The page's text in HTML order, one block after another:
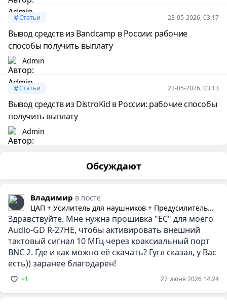
Статьи 23-05-2026, 03:17
Вывод средств из Bandcamp в России: рабочие
способы получить выплату
Admin
Статьи 23-05-2026, 03:13
Вывод средств из DistroKid в России: рабочие способы
получить выплату
Admin
Обсуждают
Владимир в посте
ЦАП + Усилитель для наушников + Предусилитель
Audio-gd R-27HE
Здравствуйте. Мне нужна прошивка "EC" для моего
Audio-GD R-27HE, чтобы активировать внешний
тактовый сигнал 10 МГц через коаксиальный порт
BNC 2. Где и как можно её скачать? Гугл сказал, у Вас
есть)) заранее благодарен!
+1 27 июня 2026 14:24